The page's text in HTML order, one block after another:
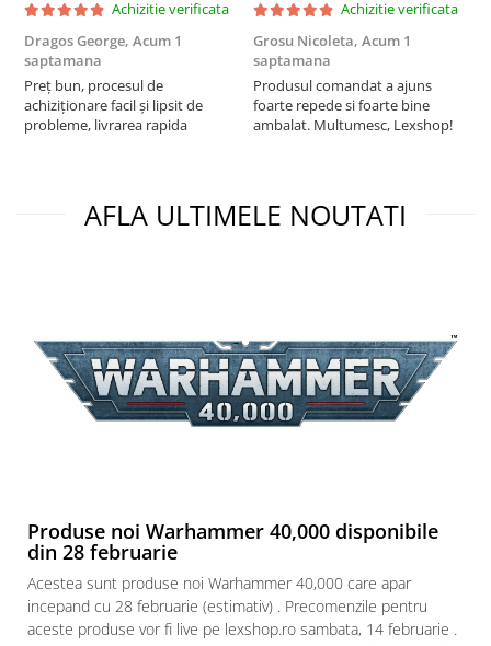
Puzzle 3D
Puzzle 8000 piese
Puzzle 150 piese
Puzzle 1000 piese fluorescent
Puzzle 24 piese
Puzzle 275 piese
Puzzle 550 piese
Warhammer
Paints & Tools
Starter Sets
Books and Codex
Accesorii
Achizitie verificata
Dragos George, Acum 1
saptamana
Preț bun, procesul de
achiziționare facil și lipsit de
probleme, livrarea rapida
Achizitie verificata
Grosu Nicoleta, Acum 1
saptamana
Produsul comandat a ajuns
foarte repede si foarte bine
ambalat. Multumesc, Lexshop!
AFLA ULTIMELE NOUTATI
Produse noi Warhammer 40,000 disponibile
din 28 februarie
Acestea sunt produse noi Warhammer 40,000 care apar
incepand cu 28 februarie (estimativ) . Precomenzile pentru
aceste produse vor fi live pe lexshop.ro sambata, 14 februarie .